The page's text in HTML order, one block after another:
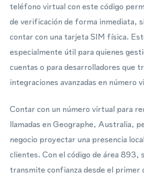
teléfono virtual con este código
de verificación de forma inmediata,
contar con una tarjeta SIM física.
especialmente útil para quienes
cuentas o para desarrolladores que
integraciones avanzadas en número
Contar con un número virtual para
llamadas en Geographe, Australia,
negocio proyectar una presencia
clientes. Con el código de área 893,
transmite confianza desde el primer